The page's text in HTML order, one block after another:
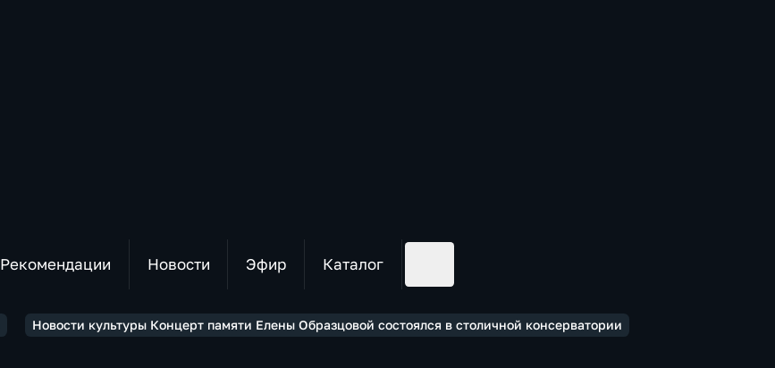
Рекомендации Новости Эфир Каталог
Новости культуры Концерт памяти Елены Образцовой состоялся в столичной консерватории